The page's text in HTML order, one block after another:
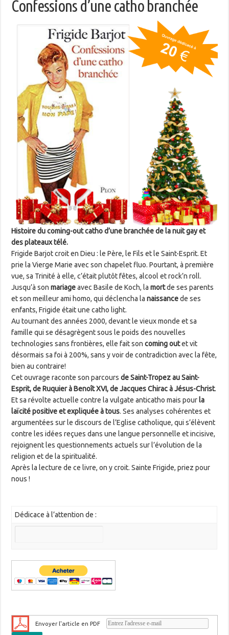
Confessions d’une catho branchée
Histoire du coming-out catho d’une branchée de la nuit gay et
des plateaux télé.
Frigide Barjot croit en Dieu : le Père, le Fils et le Saint-Esprit. Et
prie la Vierge Marie avec son chapelet fluo. Pourtant, à première
vue, sa Trinité à elle, c’était plutôt fêtes, alcool et rock’n roll.
Jusqu’à sonmariageavec Basile de Koch, lamortde ses parents
et son meilleur ami homo, qui déclencha lanaissancede ses
enfants, Frigide était une catho light.
Au tournant des années 2000, devant le vieux monde et sa
famille qui se désagrègent sous le poids des nouvelles
technologies sans frontières, elle fait soncoming outet vit
désormais sa foi à 200%, sans y voir de contradiction avec la fête,
bien au contraire!
Cet ouvrage raconte son parcoursde Saint-Tropez au Saint-
Esprit, de Ruquier à Benoît XVI, de Jacques Chirac à Jésus-Christ.
Et sa révolte actuelle contre la vulgate anticatho mais pourla
laïcité positive et expliquée à tous. Ses analyses cohérentes et
argumentées sur le discours de l’Eglise catholique, qui s’élèvent
contre les idées reçues dans une langue personnelle et incisive,
rejoignent les questionnements actuels sur l’évolution de la
religion et de la spiritualité.
Après la lecture de ce livre, on y croit. Sainte Frigide, priez pour
nous !
Dédicace à l’attention de :
Envoyer l'article en PDF